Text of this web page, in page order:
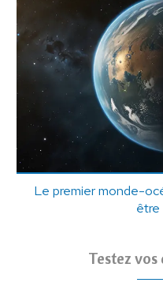
Le premier monde-
être
Testez vos